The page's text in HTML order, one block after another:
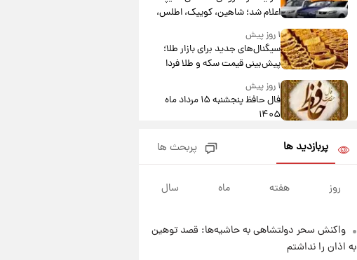
اعلام شد؛ شاهین، کوییک، اطلس،
سهند و ساینا با اقساط بلندمدت +
جدول۱ روز پیش
سیگنال‌های جدید برای بازار طلا؛
پیش‌بینی قیمت سکه و طلا فردا
۱ روز پیش
فال حافظ پنجشنبه ۱۵ مرداد ماه
۱۴۰۵
فال قهوه روزانه پنجشنبه ۱۵ مرداد
ماه ۱۴۰۵
۱ روز پیش
پربازدید ها پربحث ها
روز هفته ماه سال
واکنش سحر دولتشاهی به حاشیه‌ها: قصد توهین
به اذان را نداشتم